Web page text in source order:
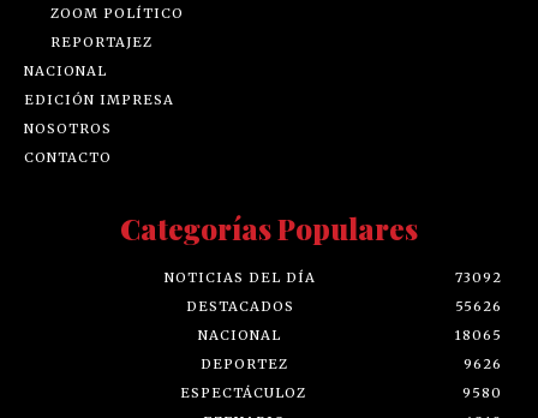
ZOOM POLÍTICO
REPORTAJEZ
NACIONAL
EDICIÓN IMPRESA
NOSOTROS
CONTACTO
Categorías Populares
NOTICIAS DEL DÍA
73092
DESTACADOS
55626
NACIONAL
18065
DEPORTEZ
9626
ESPECTÁCULOZ
9580